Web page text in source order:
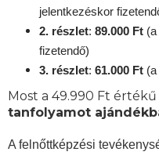
jelentkezéskor
2. részlet: 89.000 Ft
fizetendő)
3. részlet: 61.000 Ft
Most a 49.990 Ft
tanfolyamot
A felnőttképzési